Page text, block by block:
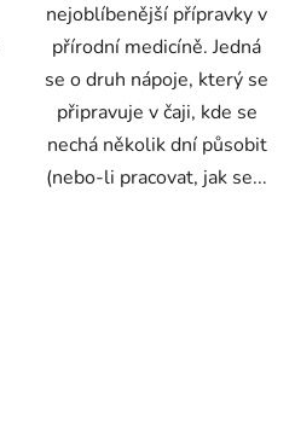
nejoblíbenější přípravky v
přírodní medicíně. Jedná
se o druh nápoje, který se
připravuje v čaji, kde se
nechá několik dní působit
(nebo-li pracovat, jak se...